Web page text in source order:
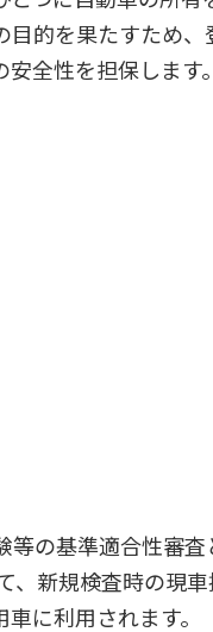
的を果たすため
全性を担保します。
の基準適合性審
、新規検査時の現
に利用されます。